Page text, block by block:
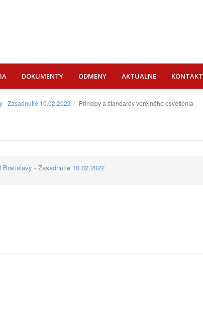
DOKUMENTY ODMENY AKTUALNE KONTAKT
- Zasadnutie 10.02.2022 Princípy a štandardy verejného osvetlenia
- Zasadnutie 10.02.2022